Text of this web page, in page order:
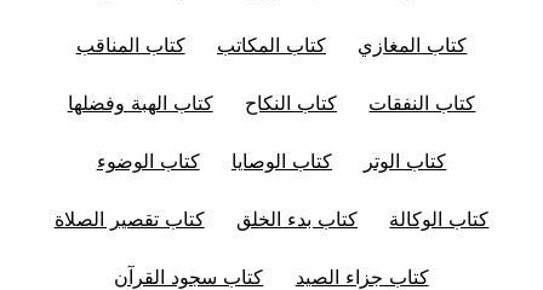
كتاب المغازي كتاب المكاتب كتاب المناقب
كتاب النفقات كتاب النكاح كتاب الهبة وفضلها
كتاب الوتر كتاب الوصايا كتاب الوضوء
كتاب الوكالة كتاب بدء الخلق كتاب تقصير الصلاة
كتاب جزاء الصيد كتاب سجود القرآن